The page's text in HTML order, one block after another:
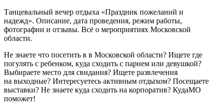
Танцевальный вечер отдыха «Праздник пожеланий и
надежд». Описание, дата проведения, режим работы,
фотографии и отзывы. Всё о мероприятиях Московской
области.
Не знаете что посетить в в Московской области? Ищете где
погулять с ребенком, куда сходить с парнем или девушкой?
Выбираете место для свидания? Ищете развлечения
на выходные? Интересуетесь активным отдыхом? Посещаете
выставки? Не знаете куда сходить на корпоратив? КудаМО
поможет!